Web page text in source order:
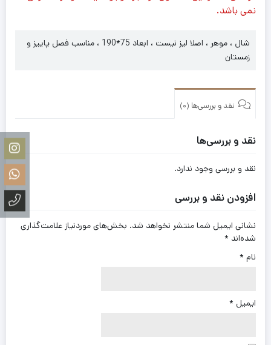
نمی باشد.
شال ، موهر ، اصلا لیز نیست ، ابعاد 75*190 ، مناسب فصل پاییز و
زمستان
نقد و بررسی‌ها (0)
نقد و بررسی‌ها
نقد و بررسی وجود ندارد.
افزودن نقد و بررسی
نشانی ایمیل شما منتشر نخواهد شد. بخش‌های موردنیاز علامت‌گذاری
شده‌اند *
نام *
ایمیل *